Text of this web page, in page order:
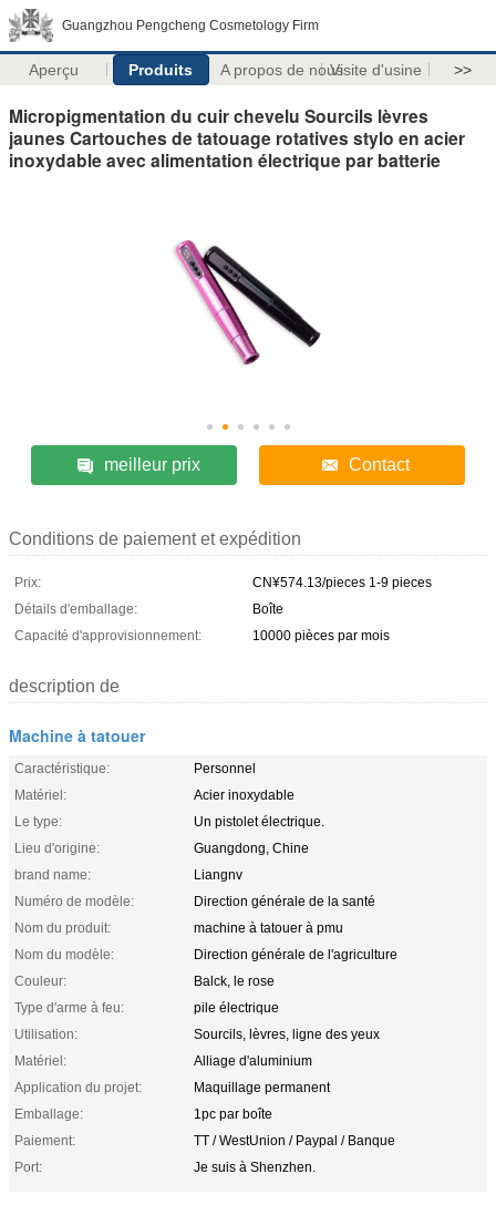
Guangzhou Pengcheng Cosmetology Firm
Aperçu Produits A propos de nousVisite d'usine >>
Micropigmentation du cuir chevelu Sourcils lèvres
jaunes Cartouches de tatouage rotatives stylo en acier
inoxydable avec alimentation électrique par batterie
meilleur prix Contact
Conditions de paiement et expédition
Prix:
CN¥574.13/pieces 1-9 pieces
Détails d'emballage:
Boîte
Capacité d'approvisionnement:
10000 pièces par mois
description de
Machine à tatouer
Caractéristique:
Personnel
Matériel:
Acier inoxydable
Le type:
Un pistolet électrique.
Lieu d'origine:
Guangdong, Chine
brand name:
Liangnv
Numéro de modèle:
Direction générale de la santé
Nom du produit:
machine à tatouer à pmu
Nom du modèle:
Direction générale de l'agriculture
Couleur:
Balck, le rose
Type d'arme à feu:
pile électrique
Utilisation:
Sourcils, lèvres, ligne des yeux
Matériel:
Alliage d'aluminium
Application du projet:
Maquillage permanent
Emballage:
1pc par boîte
Paiement:
TT / WestUnion / Paypal / Banque
Port:
Je suis à Shenzhen.